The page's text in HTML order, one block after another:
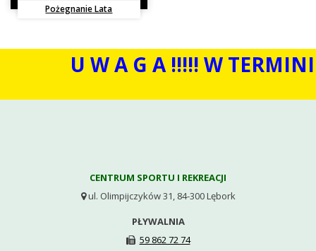
Pożegnanie Lata
U W A G A !!!!! W TERMINIE
CENTRUM SPORTU I REKREACJI
ul. Olimpijczyków 31, 84-300 Lębork
PŁYWALNIA
 59 862 72 74